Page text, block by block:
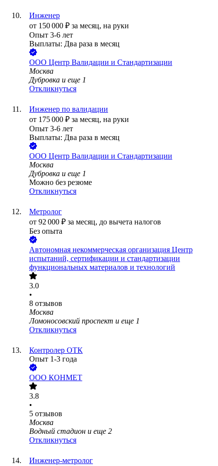
Инженер
от 150 000 ₽ за месяц, на руки
Опыт 3-6 лет
Выплаты: Два раза в месяц
ООО Центр Валидации и Стандартизации
Москва
Дубровка и еще 1
Откликнуться
Инженер по валидации
от 175 000 ₽ за месяц, на руки
Опыт 3-6 лет
Выплаты: Два раза в месяц
ООО Центр Валидации и Стандартизации
Москва
Дубровка и еще 1
Можно без резюме
Откликнуться
Метролог
от 92 000 ₽ за месяц, до вычета налогов
Без опыта
Автономная некоммерческая организация Центр
испытаний, сертификации и стандартизации
функциональных материалов и технологий
3.0
•
8 отзывов
Москва
Ломоносовский проспект и еще 1
Откликнуться
Контролер ОТК
Опыт 1-3 года
ООО КОНМЕТ
3.8
•
5 отзывов
Москва
Водный стадион и еще 2
Откликнуться
Инженер-метролог